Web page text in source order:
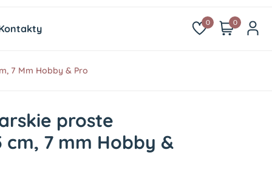
0 0
7 Mm Hobby & Pro
proste
cm, 7 mm Hobby &